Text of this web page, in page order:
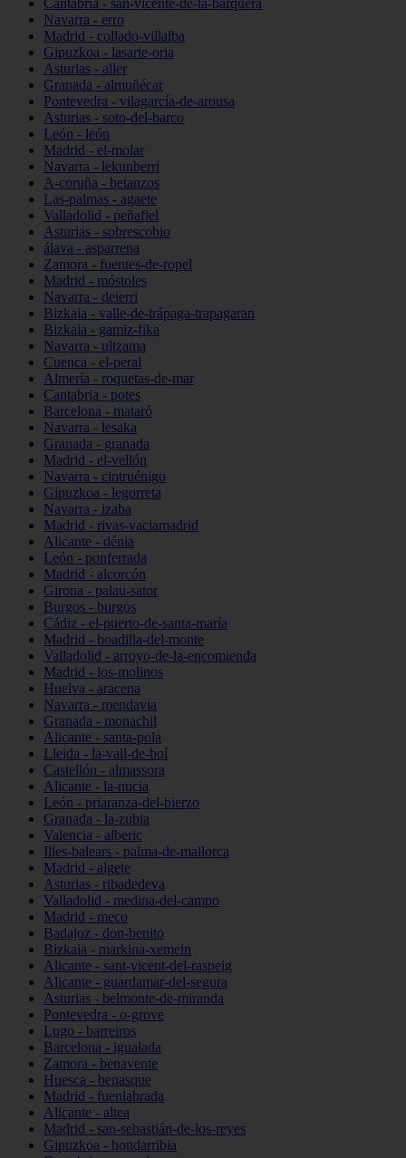
Cantabria - san-vicente-de-la-barquera
Navarra - erro
Madrid - collado-villalba
Gipuzkoa - lasarte-oria
Asturias - aller
Granada - almuñécar
Pontevedra - vilagarcía-de-arousa
Asturias - soto-del-barco
León - león
Madrid - el-molar
Navarra - lekunberri
A-coruña - betanzos
Las-palmas - agaete
Valladolid - peñafiel
Asturias - sobrescobio
álava - asparrena
Zamora - fuentes-de-ropel
Madrid - móstoles
Navarra - deierri
Bizkaia - valle-de-trápaga-trapagaran
Bizkaia - gamiz-fika
Navarra - ultzama
Cuenca - el-peral
Almería - roquetas-de-mar
Cantabria - potes
Barcelona - mataró
Navarra - lesaka
Granada - granada
Madrid - el-vellón
Navarra - cintruénigo
Gipuzkoa - legorreta
Navarra - izaba
Madrid - rivas-vaciamadrid
Alicante - dénia
León - ponferrada
Madrid - alcorcón
Girona - palau-sator
Burgos - burgos
Cádiz - el-puerto-de-santa-maría
Madrid - boadilla-del-monte
Valladolid - arroyo-de-la-encomienda
Madrid - los-molinos
Huelva - aracena
Navarra - mendavia
Granada - monachil
Alicante - santa-pola
Lleida - la-vall-de-boí
Castellón - almassora
Alicante - la-nucia
León - priaranza-del-bierzo
Granada - la-zubia
Valencia - alberic
Illes-balears - palma-de-mallorca
Madrid - algete
Asturias - ribadedeva
Valladolid - medina-del-campo
Madrid - meco
Badajoz - don-benito
Bizkaia - markina-xemein
Alicante - sant-vicent-del-raspeig
Alicante - guardamar-del-segura
Asturias - belmonte-de-miranda
Pontevedra - o-grove
Lugo - barreiros
Barcelona - igualada
Zamora - benavente
Huesca - benasque
Madrid - fuenlabrada
Alicante - altea
Madrid - san-sebastián-de-los-reyes
Gipuzkoa - hondarribia